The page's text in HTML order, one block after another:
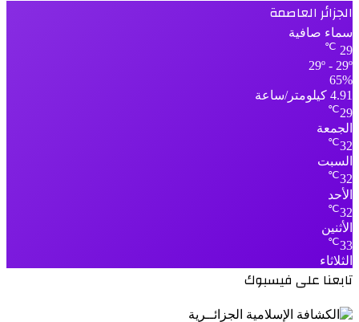
الجزائر العاصمة
سماء صافية
29
℃
29º - 29º
65%
4.91 كيلومتر/ساعة
29
℃
الجمعة
32
℃
السبت
32
℃
الأحد
32
℃
الأثنين
33
℃
الثلاثاء
تابعنا على فيسبوك